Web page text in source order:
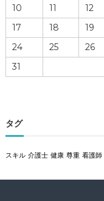
10
11 12
17
18 19
24
25 26
31
タグ
スキル 介護士 健康 尊重 看護師